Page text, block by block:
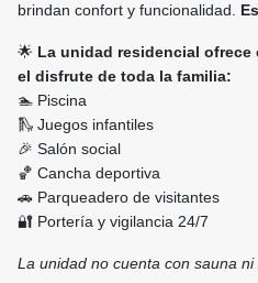
brindan confort y funcionalidad.
🌟 La unidad residencial ofrece
el disfrute de toda la familia:
🏊 Piscina
🛝 Juegos infantiles
🎉 Salón social
🏀 Cancha deportiva
🚗 Parqueadero de visitantes
🔐 Portería y vigilancia 24/7
La unidad no cuenta con sauna ni